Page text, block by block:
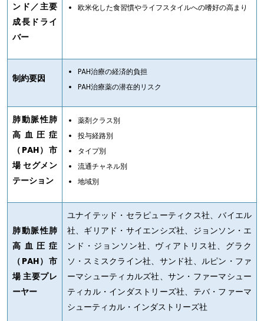
ンド／主要
成長ドライ
バー
欧米化した食習慣やライフスタイルへの嗜好の高まり
制約要因
PAH治療の経済的負担
PAH治療薬の潜在的リスク
肺動脈性肺
高血圧症
（ PAH）市
場セグメン
テーション
薬剤クラス別
投与経路別
タイプ別
流通チャネル別
地域別
肺動脈性肺
高血圧症
（ PAH）市
場主要プレ
ーヤー
ユナイテッド・セラピューティクス社、バイエル
社、ギリアド・サイエンシズ社、ジョンソン・エ
ンド・ジョンソン社、ヴィアトリス社、グラク
ソ・スミスクライン社、サンド社、ルピン・ファ
ーマシューティカルズ社、サン・ファーマシュー
ティカル・インダストリーズ社、テバ・ファーマ
シューティカル・インダストリーズ社